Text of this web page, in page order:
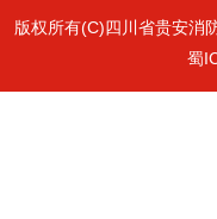
版权所有(C)四川省贵安消
蜀